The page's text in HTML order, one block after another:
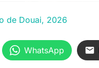
de Douai, 2026
WhatsApp